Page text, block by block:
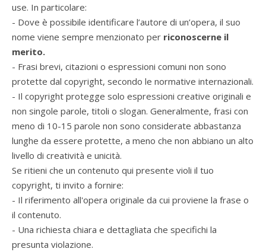
use. In particolare:
- Dove è possibile identificare l’autore di un’opera, il suo
nome viene sempre menzionato per riconoscerne il
merito.
- Frasi brevi, citazioni o espressioni comuni non sono
protette dal copyright, secondo le normative internazionali.
- Il copyright protegge solo espressioni creative originali e
non singole parole, titoli o slogan. Generalmente, frasi con
meno di 10-15 parole non sono considerate abbastanza
lunghe da essere protette, a meno che non abbiano un alto
livello di creatività e unicità.
Se ritieni che un contenuto qui presente violi il tuo
copyright, ti invito a fornire:
- Il riferimento all'opera originale da cui proviene la frase o
il contenuto.
- Una richiesta chiara e dettagliata che specifichi la
presunta violazione.